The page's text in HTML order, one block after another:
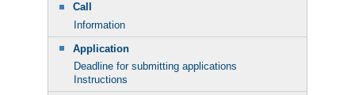
Call
Information
Application
Deadline for submitting applications
Instructions